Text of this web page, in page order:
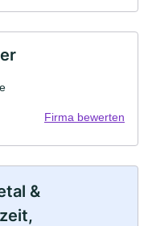
Firma bewerten
&